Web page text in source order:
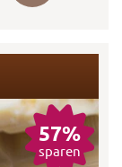
57%
sparen